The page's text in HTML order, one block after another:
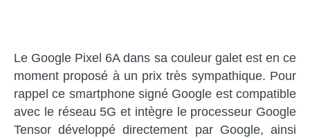
Le Google Pixel 6A dans sa couleur galet est en ce
moment proposé à un prix très sympathique. Pour
rappel ce smartphone signé Google est compatible
avec le réseau 5G et intègre le processeur Google
Tensor développé directement par Google, ainsi